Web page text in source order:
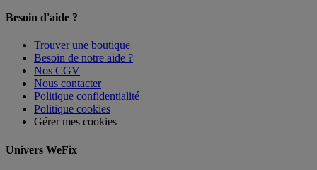
Besoin d'aide ?
Trouver une boutique
Besoin de notre aide ?
Nos CGV
Nous contacter
Politique confidentialité
Politique cookies
Gérer mes cookies
Univers WeFix